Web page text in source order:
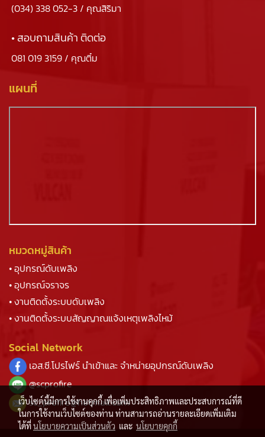
(034) 338 052-3 / คุณสิริมา
• สอบถามสินค้า ติดต่อ
081 019 3159 / คุณติ๋ม
แผนที่
หมวดหมู่สินค้า
• อุปกรณ์ดับเพลิง
• อุปกรณ์จราจร
• งานติดตั้งระบบดับเพลิง
• งานติดตั้งระบบสัญญาณแจ้งเหตุเพลิงไหม้
Social Network
เอส.ซี.โปรไฟร์ นำเข้าและ จำหน่ายอุปกรณ์ดับเพลิง
@scprofire
sc_profire@hotmail.com
เว็บไซต์นี้มีการใช้งานคุกกี้ เพื่อเพิ่มประสิทธิภาพและประสบการณ์ที่ดี
ในการใช้งานเว็บไซต์ของท่าน ท่านสามารถอ่านรายละเอียดเพิ่มเติม
ได้ที่นโยบายความเป็นส่วนตัว และ นโยบายคุกกี้